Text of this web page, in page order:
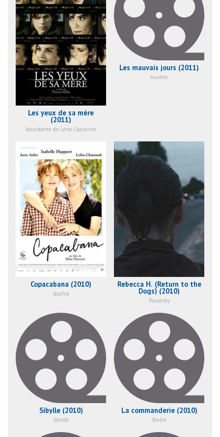
Les yeux de sa mère
(2011)
l'assistante de Léna Capucine
Les mauvais jours (2011)
Aurélie
Copacabana (2010)
Sophie
Rebecca H. (Return to the
Dogs) (2010)
Passerby
Sibylle (2010)
Sibylle
La commanderie (2010)
Barbe